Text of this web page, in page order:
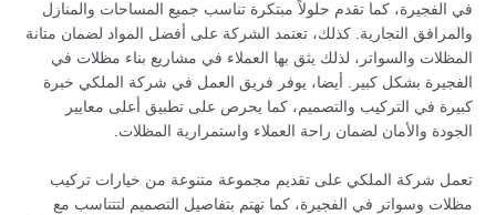
في الفجيرة، كما تقدم حلولاً مبتكرة تناسب جميع المساحات والمنازل
والمرافق التجارية. كذلك، تعتمد الشركة على أفضل المواد لضمان متانة
المظلات والسواتر، لذلك يثق بها العملاء في مشاريع بناء مظلات في
الفجيرة بشكل كبير. أيضا، يوفر فريق العمل في شركة الملكي خبرة
كبيرة في التركيب والتصميم، كما يحرص على تطبيق أعلى معايير
الجودة والأمان لضمان راحة العملاء واستمرارية المظلات.
تعمل شركة الملكي على تقديم مجموعة متنوعة من خيارات تركيب
مظلات وسواتر في الفجيرة، كما تهتم بتفاصيل التصميم لتتناسب مع